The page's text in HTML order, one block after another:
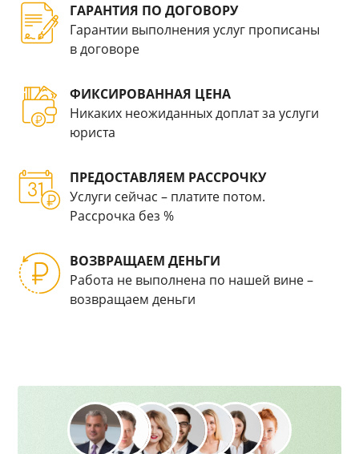
ГАРАНТИЯ ПО ДОГОВОРУ
Гарантии выполнения услуг прописаны
в договоре
ФИКСИРОВАННАЯ ЦЕНА
Никаких неожиданных доплат за услуги
юриста
ПРЕДОСТАВЛЯЕМ РАССРОЧКУ
Услуги сейчас – платите потом.
Рассрочка без %
ВОЗВРАЩАЕМ ДЕНЬГИ
Работа не выполнена по нашей вине –
возвращаем деньги